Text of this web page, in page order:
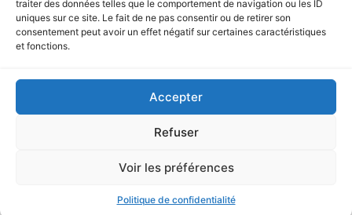
traiter des données telles que le comportement de navigation ou les ID
uniques sur ce site. Le fait de ne pas consentir ou de retirer son
consentement peut avoir un effet négatif sur certaines caractéristiques
et fonctions.
Accepter
Refuser
Voir les préférences
Politique de confidentialité
Noz : un modèle agile et unique